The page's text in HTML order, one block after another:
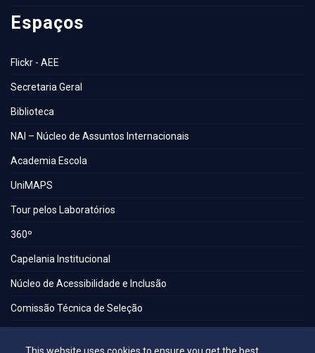
Espaços
Flickr - AEE
Secretaria Geral
Biblioteca
NAI – Núcleo de Assuntos Internacionais
Academia Escola
UniMAPS
Tour pelos Laboratórios
360º
Capelania Institucional
Núcleo de Acessibilidade e Inclusão
Comissão Técnica de Seleção